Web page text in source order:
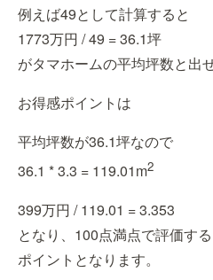
例えば49として計算すると
1773万円 / 49 = 36.1坪
がタマホームの平均坪数と出せ
お得感ポイントは
平均坪数が36.1坪なので
36.1 * 3.3 = 119.01m2
399万円 / 119.01 = 3.353
となり、100点満点で評価す
ポイントとなります。